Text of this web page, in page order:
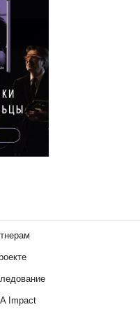
Impact